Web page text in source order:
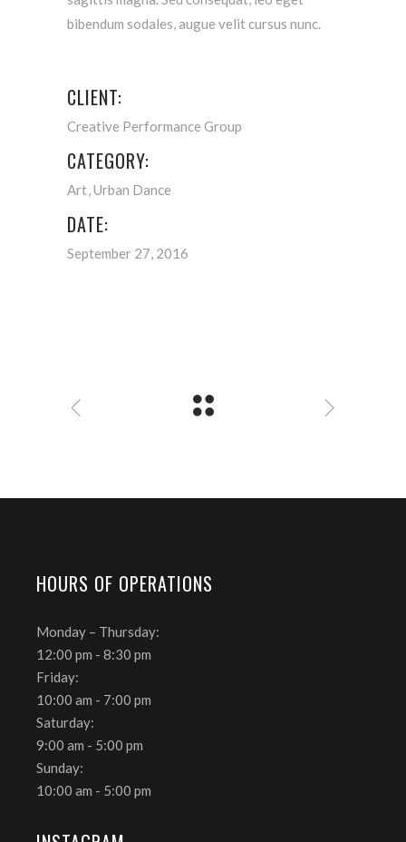
bibendum sodales, augue velit cursus nunc.
CLIENT:
Creative Performance Group
CATEGORY:
Art Urban Dance
DATE:
September 27, 2016
HOURS OF OPERATIONS
Monday – Thursday:
12:00 pm - 8:30 pm
Friday:
10:00 am - 7:00 pm
Saturday:
9:00 am - 5:00 pm
Sunday:
10:00 am - 5:00 pm